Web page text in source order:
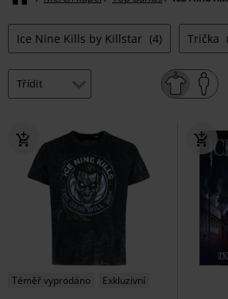
Ice Nine Kills by Killstar (4) Trička
Téměř vyprodáno Exkluzivní